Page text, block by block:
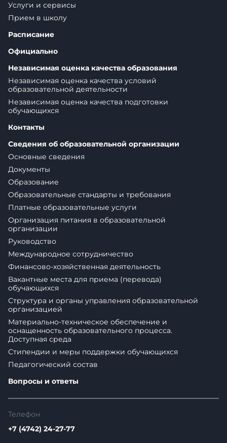
Услуги и сервисы
Прием в школу
Расписание
Официально
Независимая оценка качества образования
Независимая оценка качества условий
образовательной деятельности
Независимая оценка качества подготовки
обучающихся
Контакты
Сведения об образовательной организации
Основные сведения
Документы
Образование
Образовательные стандарты и требования
Платные образовательные услуги
Организация питания в образовательной
организации
Руководство
Международное сотрудничество
Финансово-хозяйственная деятельность
Вакантные места для приема (перевода)
обучающихся
Структура и органы управления образовательной
организацией
Материально-техническое обеспечение и
оснащенность образовательного процесса.
Доступная среда
Стипендии и меры поддержки обучающихся
Педагогический состав
Вопросы и ответы
Телефон
+7 (4742) 24-27-77